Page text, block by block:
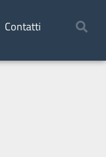
Contatti